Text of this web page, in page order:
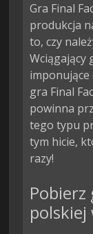
Gra Final
produkcja
to, czy
Wciągający
imponujące
gra Final
powinna
tego typu
tym hicie,
razy!
Pobierz
polskiej